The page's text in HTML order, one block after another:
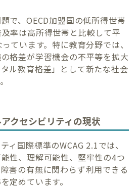
で、OECD加盟国の低所得世帯
率は高所得世帯と比較して平
ています。特に教育分野では、
格差が学習機会の不平等を拡大
ル教育格差」として新たな社会
クセシビリティの現状
ィ国際標準のWCAG 2.1では、
性、理解可能性、堅牢性の4つ
害の有無に関わらず利用できる
定めています。